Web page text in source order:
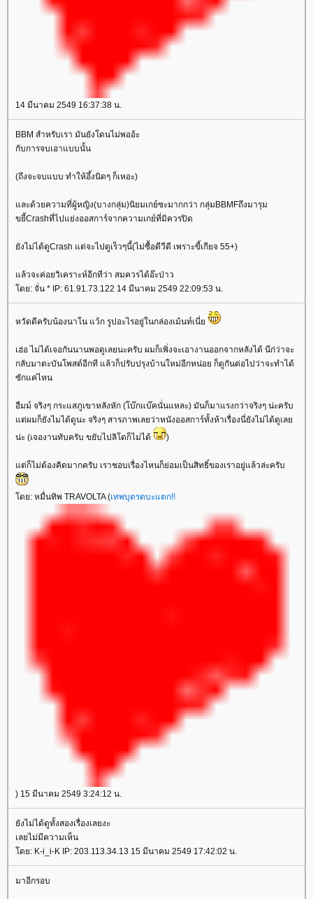
14 มีนาคม 2549 16:37:38 น.
BBM สำหรับเรา มันยังโดนไม่พออ้ะ
กับการจบเอาแบบนั้น
(ถึงจะจบแบบ ทำให้อึ้งนิดๆ ก็เหอะ)
ละด้วยความที่ผู้หญิง(บางกลุ่ม)นิยมเกย์ซะมากกว่า กลุ่มBBMFถึงมารุม
ขยี้Crashที่ไปแย่งออสการ์จากความเกย์ที่มิควรปิด
ังไม่ได้ดูCrash แต่จะไปดูเร็วๆนี้(ไม่ซื้อดีวีดี เพราะขี้เกียจ 55+)
ล้วจะค่อยวิเคราะห์อีกทีว่า สมควรได้อ๊ะป่าว
ดย: จั่น * IP: 61.91.73.122 14 มีนาคม 2549 22:09:53 น.
หวัดดีครับน้องนาโน แว้ก รูปอะไรอยู่ในกล่องเม้นท์เนี่
เฮ่อ ไม่ได้เจอกันนานพอดูเลยนะครับ ผมก็เพิ่งจะเอางานออกจากหลังได้ นีก่ว่าจะ
กลับมาตะบันโพสต์อีกที แล้วก็ปรับปรุงบ้านใหม่อีกหน่อย ก็ดูกันต่อไปว่าจะทำได้
ซักแค่ไหน
อืมม์ จริงๆ กระแสภูเขาหลังหัก (โบ๊กแบ๊คนั่นแหละ) มันก็มาแรงกว่าจริงๆ น่ะครับ
ต่ผมก็ยังไมได้ดูนะ จริงๆ สารภาพเลยว่าหนังออสการ์ทั้งห้าเรื่องนี่ยังไม่ได้ดูเล
น่ะ (เจองานทับครับ ขยับไปลิโดก็ไม่ได้
)
ต่ก็ไม่ต้องคิดมากครับ เราชอบเรื่องไหนก็ย่อมเป็นสิทธิ์ของเราอยู่แล้วล่ะครับ
ดย: หมื่นทิพ TRAVOLTA (เทพบุตรตบะแตก!!
) 15 มีนาคม 2549 3:24:12 น.
ังไม่ได้ดูทั้งสองเรื่องเลยงะ
เลยไม่มีความเห็น
ดย: K-i_i-K IP: 203.113.34.13 15 มีนาคม 2549 17:42:02 น.
มาอีกรอบ